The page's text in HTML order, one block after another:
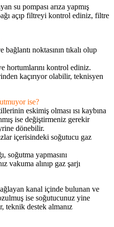
su pompası arıza yapmış
açıp filtreyi kontrol ediniz, filtre
noktasının tıkalı olup
hortumlarını kontrol ediniz.
kaçırıyor olabilir, teknisyen
ise?
eskimiş olması ısı kaybına
ise değiştirmeniz gerekir
dönebilir.
içerisindeki soğutucu gaz
soğutma yapmasını
vakuma alınıp gaz şarjı
kanal içinde bulunan ve
ise soğutucunuz yine
teknik destek almanız